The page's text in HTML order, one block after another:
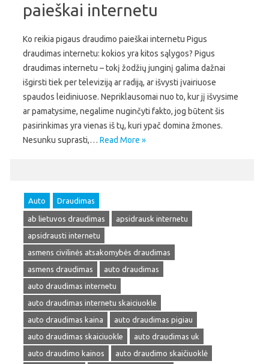
paieškai internetu
Ko reikia pigaus draudimo paieškai internetu Pigus
draudimas internetu: kokios yra kitos sąlygos? Pigus
draudimas internetu – tokį žodžių junginį galima dažnai
išgirsti tiek per televiziją ar radiją, ar išvysti įvairiuose
spaudos leidiniuose. Nepriklausomai nuo to, kur jį išvysime
ar pamatysime, negalime nuginčyti fakto, jog būtent šis
pasirinkimas yra vienas iš tų, kuri ypač domina žmones.
Nesunku suprasti,… Read More »
Auto Draudimas
ab lietuvos draudimas
apsidrausk internetu
apsidrausti internetu
asmens civilinės atsakomybės draudimas
asmens draudimas
auto draudimas
auto draudimas internetu
auto draudimas internetu skaiciuokle
auto draudimas kaina
auto draudimas pigiau
auto draudimas skaiciuokle
auto draudimas uk
auto draudimo kainos
auto draudimo skaičiuoklė